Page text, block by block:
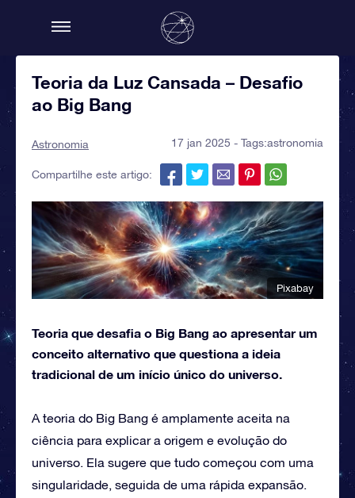
Teoria da Luz Cansada – Desafio
ao Big Bang
Astronomia 17 jan 2025 - Tags:astronomia
Compartilhe este artigo:
Pixabay
Teoria que desafia o Big Bang ao apresentar um
conceito alternativo que questiona a ideia
tradicional de um início único do universo.
A teoria do Big Bang é amplamente aceita na
ciência para explicar a origem e evolução do
universo. Ela sugere que tudo começou com uma
singularidade, seguida de uma rápida expansão.